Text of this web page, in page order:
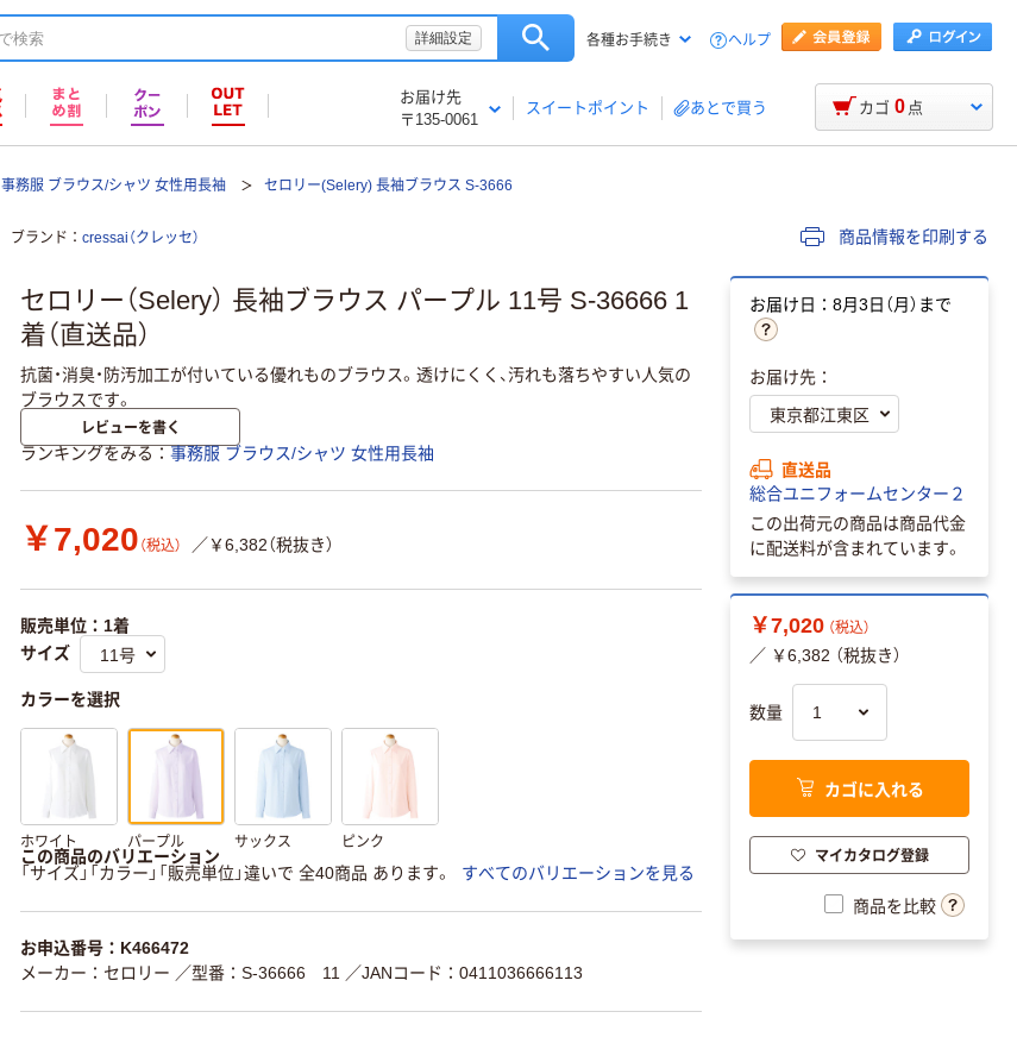
詳細設定 各種お手続き ヘルプ
お届け先
〒135-0061
スイートポイント あとで買う カゴ 0 点
事務服 ブラウス/シャツ 女性用長袖 セロリー(Selery) 長袖ブラウス S-3666
ブランド cressai（クレッセ） 商品情報を印刷する
セロリー（Selery） 長袖ブラウス パープル 11号 S-36666 1
着（直送品）
抗菌・消臭・防汚加工が付いている優れものブラウス。透けにくく、汚れも落ちやすい人気の
ブラウスです。
レビューを書く
ランキングをみる 事務服 ブラウス/シャツ 女性用長袖
￥7,020 （税込） ／￥6,382（税抜き）
販売単位：1着
サイズ
カラーを選択
ホワイト パープル サックス ピンク
この商品のバリエーション
「サイズ」「カラー」「販売単位」違いで 全40商品 あります。
すべてのバリエーションを見る
お申込番号：K466472
メーカー：セロリー ／型番：S-36666 11 ／JANコード：0411036666113
お届け日：8月3日（月）まで
お届け先：
直送品
総合ユニフォームセンター２
この出荷元の商品は商品代金
に配送料が含まれています。
￥7,020 （税込）
／ ￥6,382 （税抜き）
数量
カゴに入れる
マイカタログ登録
商品を比較